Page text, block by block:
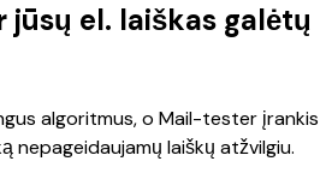
jūsų el. laiškas galėtų
algoritmus, o Mail-tester įrankis
nepageidaujamų laiškų atžvilgiu.